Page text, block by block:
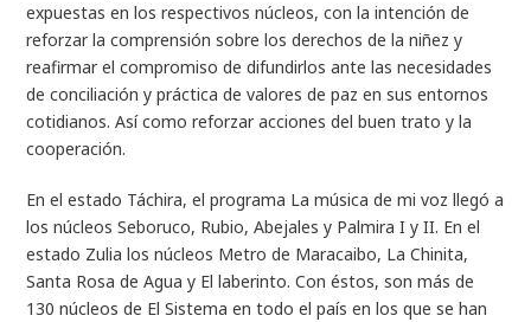
expuestas en los respectivos núcleos, con la intención de
reforzar la comprensión sobre los derechos de la niñez y
reafirmar el compromiso de difundirlos ante las necesidades
de conciliación y práctica de valores de paz en sus entornos
cotidianos. Así como reforzar acciones del buen trato y la
cooperación.
En el estado Táchira, el programa La música de mi voz llegó a
los núcleos Seboruco, Rubio, Abejales y Palmira I y II. En el
estado Zulia los núcleos Metro de Maracaibo, La Chinita,
Santa Rosa de Agua y El laberinto. Con éstos, son más de
130 núcleos de El Sistema en todo el país en los que se han